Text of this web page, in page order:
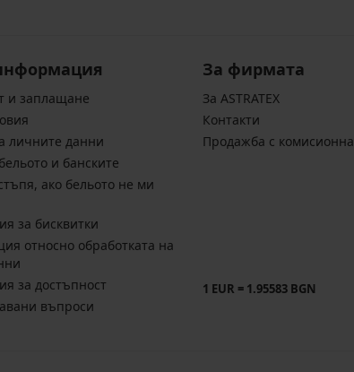
и заплащане
личните данни
и банските
ако бельото не ми
за бисквитки
относно обработката на
за достъпност
въпроси
За фирмата
За ASTRATEX
Контакти
Продажба с комисионна
1 EUR = 1.95583 BGN